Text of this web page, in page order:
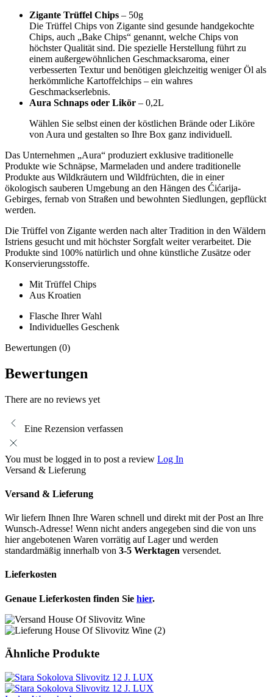
Zigante Trüffel Chips – 50g
Die Trüffel Chips von Zigante sind gesunde handgekochte
Chips, auch „Bake Chips“ genannt, welche Chips von
höchster Qualität sind. Die spezielle Herstellung führt zu
einem außergewöhnlichen Geschmacksaroma, einer
verbesserten Textur und benötigen gleichzeitig weniger Öl als
herkömmliche Kartoffelchips – ein wahres
Geschmackserlebnis.
Aura Schnaps oder Likör – 0,2L
Wählen Sie selbst einen der köstlichen Brände oder Liköre
von Aura und gestalten so Ihre Box ganz individuell.
Das Unternehmen „Aura“ produziert exklusive traditionelle
Produkte wie Schnäpse, Marmeladen und andere traditionelle
Produkte aus Wildkräutern und Wildfrüchten, die in einer
ökologisch sauberen Umgebung an den Hängen des Ćićarija-
Gebirges, fernab von Straßen und bewohnten Siedlungen, gepflückt
werden.
Die Trüffel von Zigante werden nach alter Tradition in den Wäldern
Istriens gesucht und mit höchster Sorgfalt weiter verarbeitet. Die
Produkte sind 100% natürlich und ohne künstliche Zusätze oder
Konservierungsstoffe.
Mit Trüffel Chips
Aus Kroatien
Flasche Ihrer Wahl
Individuelles Geschenk
Bewertungen (0)
Bewertungen
There are no reviews yet
Eine Rezension verfassen
You must be logged in to post a review Log In
Versand & Lieferung
Versand & Lieferung
Wir liefern Ihnen Ihre Waren schnell und direkt mit der Post an Ihre
Wunsch-Adresse! Wenn nicht anders angegeben sind die von uns
hier angebotenen Waren vorrätig auf Lager und werden
standardmäßig innerhalb von 3-5 Werktagen versendet.
Lieferkosten
Genaue Lieferkosten finden Sie hier.
Ähnliche Produkte